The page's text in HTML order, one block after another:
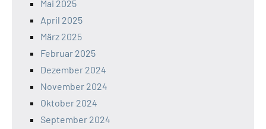
Mai 2025
April 2025
März 2025
Februar 2025
Dezember 2024
November 2024
Oktober 2024
September 2024